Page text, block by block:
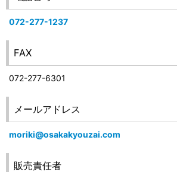
072-277-1237
FAX
072-277-6301
メールアドレス
moriki@osakakyouzai.com
販売責任者